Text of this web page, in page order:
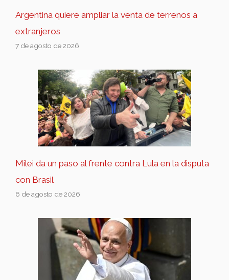
Argentina quiere ampliar la venta de terrenos a
extranjeros
7 de agosto de 2026
Milei da un paso al frente contra Lula en la disputa
con Brasil
6 de agosto de 2026